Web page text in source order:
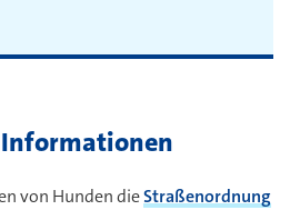
von Hunden dieStraßenordnung